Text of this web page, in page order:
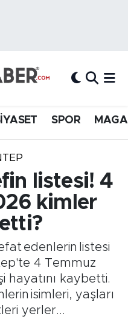
SPOR
listesi! 4
kimler
edenlerin listesi
4 Temmuz
hayatını kaybetti.
isimleri, yaşları
yerler...
ve Fikstür